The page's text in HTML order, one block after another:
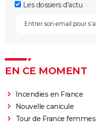
Les dossiers d'actu
EN CE MOMENT
Incendies en France
Nouvelle canicule
Tour de France femmes